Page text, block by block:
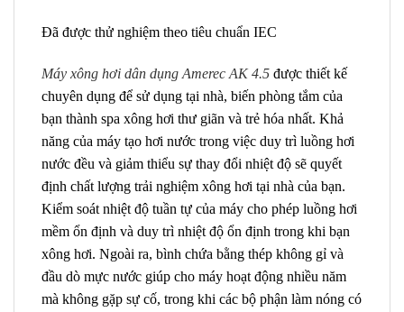
Đã được thử nghiệm theo tiêu chuẩn IEC
Máy xông hơi dân dụng Amerec AK 4.5 được thiết kế
chuyên dụng để sử dụng tại nhà, biến phòng tắm của
bạn thành spa xông hơi thư giãn và trẻ hóa nhất. Khả
năng của máy tạo hơi nước trong việc duy trì luồng hơi
nước đều và giảm thiểu sự thay đổi nhiệt độ sẽ quyết
định chất lượng trải nghiệm xông hơi tại nhà của bạn.
Kiểm soát nhiệt độ tuần tự của máy cho phép luồng hơi
mềm ổn định và duy trì nhiệt độ ổn định trong khi bạn
xông hơi. Ngoài ra, bình chứa bằng thép không gỉ và
đầu dò mực nước giúp cho máy hoạt động nhiều năm
mà không gặp sự cố, trong khi các bộ phận làm nóng có